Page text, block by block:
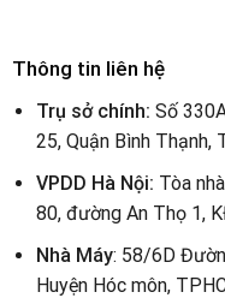
Thông tin liên hệ
Trụ sở chính: Số
25, Quận Bình Thạnh,
VPDD Hà Nội: Tòa
80, đường An Thọ 1,
Nhà Máy: 58/6D
Huyện Hóc môn,